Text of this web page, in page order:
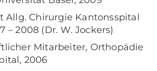
Allg. Chirurgie Kantonsspital
– 2008 (Dr. W. Jockers)
Mitarbeiter, Orthopädie
2006